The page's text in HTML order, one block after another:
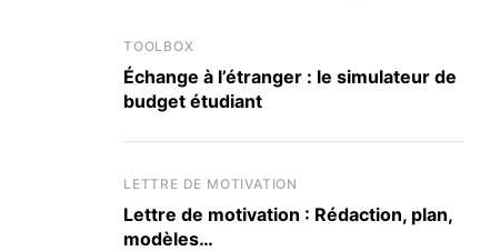
TOOLBOX
Échange à l’étranger : le simulateur de
budget étudiant
LETTRE DE MOTIVATION
Lettre de motivation : Rédaction, plan,
modèles…